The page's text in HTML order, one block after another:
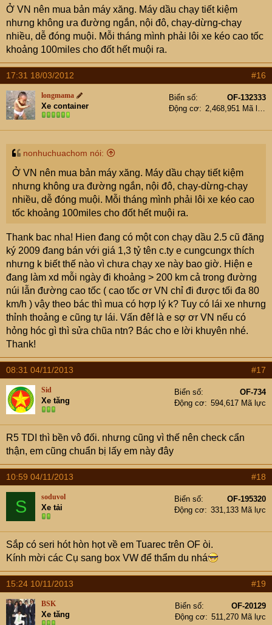
Ở VN nên mua bản máy xăng. Máy dầu chạy tiết kiệm
nhưng không ưa đường ngắn, nội đô, chạy-dừng-chạy
nhiều, dễ đóng muội. Mỗi tháng mình phải lôi xe kéo cao tốc
khoảng 100miles cho đốt hết muội ra.
17:31 18/03/2012 #16
longmama
Xe container
Biển số
OF-132333
Động cơ
2,468,951 Mã lực
nonhuchuachom nói:
Ở VN nên mua bản máy xăng. Máy dầu chạy tiết kiệm
nhưng không ưa đường ngắn, nội đô, chạy-dừng-chạy
nhiều, dễ đóng muội. Mỗi tháng mình phải lôi xe kéo cao
tốc khoảng 100miles cho đốt hết muội ra.
Thank bac nha! Hien đang có một con chạy dầu 2.5 cũ đăng
ký 2009 đang bán với giá 1,3 tỷ tên c.ty e cungcungx thích
nhưng k biết thế nào vì chưa chạy xe này bao giờ. Hiện e
đang làm xd mỗi ngày đi khoảng > 200 km cả trong đường
núi lẫn đường cao tốc ( cao tốc ơr VN chỉ đi được tối đa 80
km/h ) vậy theo bác thì mua có hợp lý k? Tuy có lái xe nhưng
thỉnh thoảng e cũng tự lái. Vấn đêf là e sợ ơr VN nếu có
hỏng hóc gì thì sửa chũa ntn? Bác cho e lời khuyên nhé.
Thank!
08:31 04/11/2013 #17
Sid
Xe tăng
Biển số
OF-734
Động cơ
594,617 Mã lực
R5 TDI thì bền vô đối. nhưng cũng vì thế nên check cẩn
thận, em cũng chuẩn bị lấy em này đây
10:59 04/11/2013 #18
S soduvol
Xe tải
Biển số
OF-195320
Động cơ
331,133 Mã lực
Sắp có seri hót hòn họt về em Tuarec trên OF òi.
Kính mời các Cụ sang box VW để thẩm du nhá
15:24 10/11/2013 #19
BSK
Xe tăng
Biển số
OF-20129
Động cơ
511,270 Mã lực